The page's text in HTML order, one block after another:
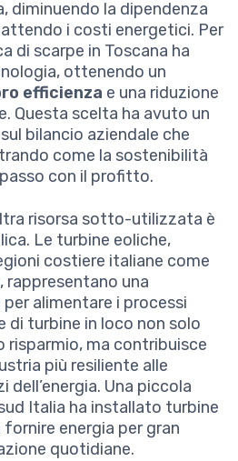
diminuendo la dipendenza
i costi energetici. Per
di scarpe in Toscana ha
ottenendo un
efficienza e una riduzione
Questa scelta ha avuto un
bilancio aziendale che
come la sostenibilità
con il profitto.
risorsa sotto-utilizzata è
Le turbine eoliche,
costiere italiane come
, rappresentano una
alimentare i processi
di turbine in loco non solo
risparmio, ma contribuisce
più resiliente alle
Una piccola
Italia ha installato turbine
fornire energia per gran
quotidiane.